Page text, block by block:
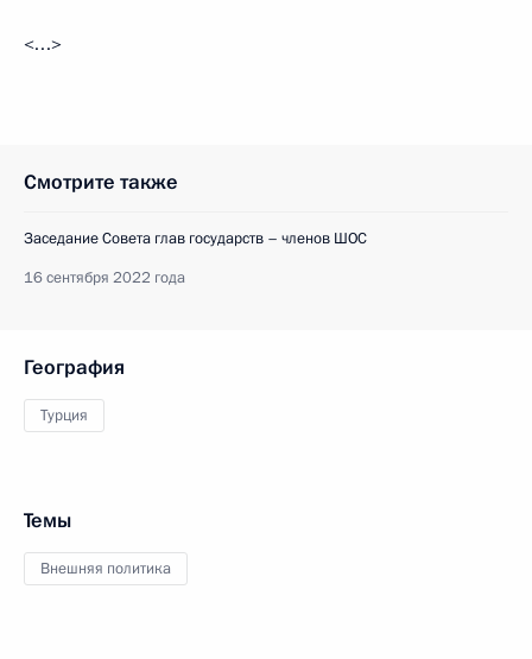
<…>
Смотрите также
Заседание Совета глав государств – членов ШОС
16 сентября 2022 года
География
Турция
Темы
Внешняя политика